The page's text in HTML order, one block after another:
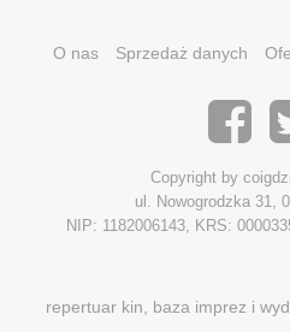
O nas Sprzedaż danych
Copyright by
ul. Nowogrodzka 31,
NIP: 1182006143, KRS:
repertuar kin, baza imprez i